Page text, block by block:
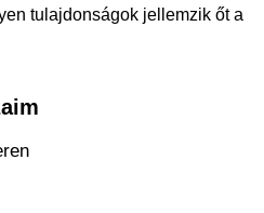
tulajdonságok jellemzik őt a